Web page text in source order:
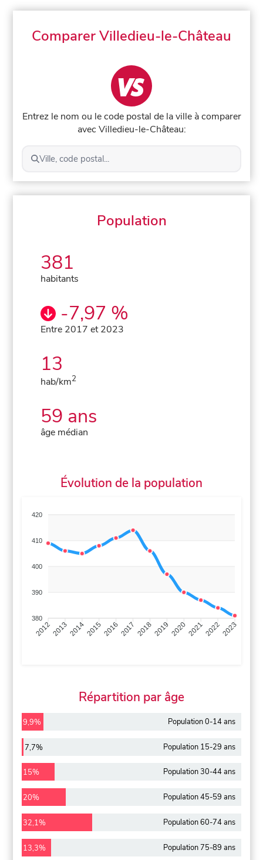
Comparer Villedieu-le-Château
Entrez le nom ou le code postal de la ville à comparer
avec Villedieu-le-Château:
Ville, code postal...
Population
381
habitants
-7,97 %
Entre 2017 et 2023
13
hab/km2
59 ans
âge médian
Évolution de la population
420
410
400
390
380
201220132014201520162017 20182019 2020202120222023
Répartition par âge
9,9% Population 0-14 ans
7,7% Population 15-29 ans
15% Population 30-44 ans
20% Population 45-59 ans
32,1% Population 60-74 ans
13,3% Population 75-89 ans